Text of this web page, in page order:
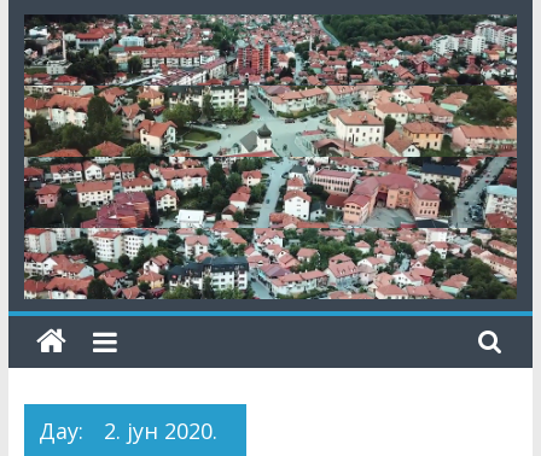
ОБАВЈЕШТЕЊЕ О продужењу рока за додјелу подршке
кроз мјеру “Програм прераде пољопривредних производа
“ за 2026.годину
Даy: 2. јун 2020.